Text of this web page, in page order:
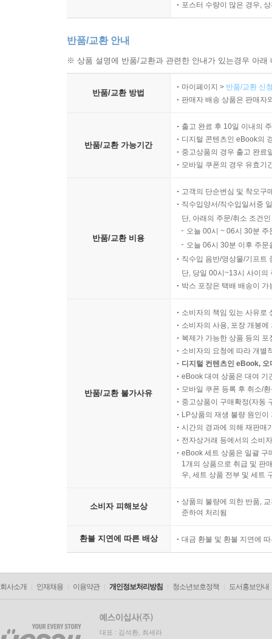
포스터 수량이 많은 경우,
반품/교환 안내
※ 상품 설명에 반품/교환과 관련한 안내가 있는경우 아
반품/교환 방법
마이페이지 > 반품/교환 신
판매자 배송 상품은 판매자
반품/교환 가능기간
출고 완료 후 10일 이내의
디지털 콘텐츠인 eBook의
중고상품의 경우 출고 완료
모바일 쿠폰의 경우 유효기
반품/교환 비용
고객의 단순변심 및 착오구
직수입양서/직수입일서중
단, 아래의 주문/취소 조건
오늘 00시 ~ 06시 30분
오늘 06시 30분 이후 주
직수입 음반/영상물/기프트
단, 당일 00시~13시 사이의
박스 포장은 택배 배송이
반품/교환 불가사유
소비자의 책임 있는 사유로
소비자의 사용, 포장 개봉
복제가 가능한 상품 등의
소비자의 요청에 따라 개별
디지털 컨텐츠인 eBook,
eBook 대여 상품은 대여 기
모바일 쿠폰 등록 후 취소/
중고상품이 구매확정(자동
LP상품의 재생 불량 원인
시간의 경과에 의해 재판매
전자상거래 등에서의 소비
eBook 세트 상품은 일괄 구
1개의 상품으로 취급 및 판
우, 세트 상품 전부 및 세트
소비자 피해보상
상품의 불량에 의한 반품,
준하여 처리됨
환불 지연에 따른 배상 대금 환불 및 환불 지연에
회사소개 인재채용 이용약관 개인정보처리방침 청소년보호정책 도서홍보안내
대표 : 김석환, 최세라